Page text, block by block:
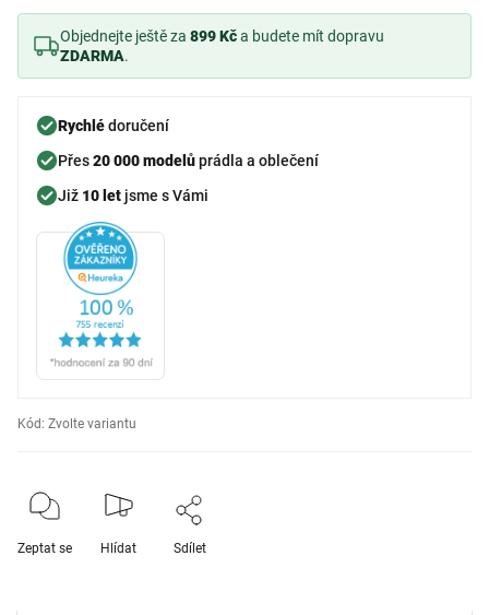
Objednejte ještě za 899 Kča budete mít dopravu
ZDARMA.
Rychlédoručení
Přes20 000 modelůprádla a oblečení
Již 10 let jsme s Vámi
Kód: Zvolte variantu
Zeptat se Hlídat Sdílet